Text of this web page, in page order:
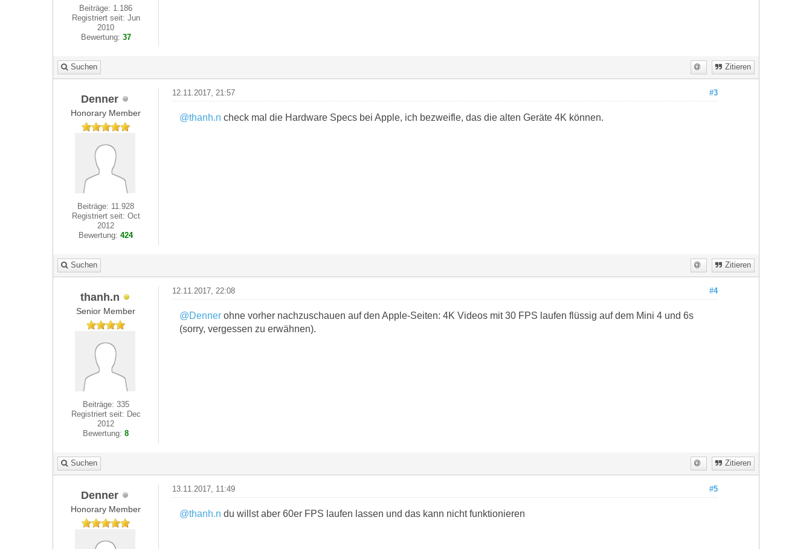
Beiträge: 1.186
Registriert seit: Jun
2010
Bewertung: 37
Suchen Zitieren
Denner
Honorary Member
Beiträge: 11.928
Registriert seit: Oct
2012
Bewertung:424
#3
12.11.2017, 21:57
@thanh.n check mal die Hardware Specs bei Apple, ich bezweifle, das die alten Geräte 4K können.
Suchen Zitieren
thanh.n
Senior Member
Beiträge: 335
Registriert seit: Dec
2012
Bewertung:8
#4
12.11.2017, 22:08
@Dennerohne vorher nachzuschauen auf den Apple-Seiten: 4K Videos mit 30 FPS laufen flüssig auf dem Mini 4 und 6s
(sorry, vergessen zu erwähnen).
Suchen Zitieren
Denner
Honorary Member
#5
13.11.2017, 11:49
@thanh.n du willst aber 60er FPS laufen lassen und das kann nicht funktionieren